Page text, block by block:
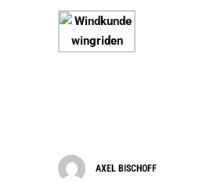
AXEL BISCHOFF